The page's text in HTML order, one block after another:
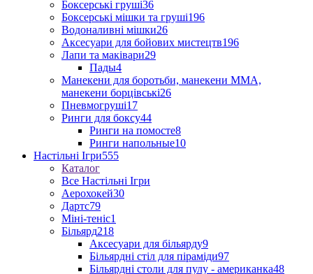
Боксерські груші36
Боксерські мішки та груші196
Водоналивні мішки26
Аксесуари для бойових мистецтв196
Лапи та маківари29
Пады4
Манекени для боротьби, манекени ММА,
манекени борцівські26
Пневмогруші17
Ринги для боксу44
Ринги на помосте8
Ринги напольные10
Настільні Ігри555
Каталог
Все Настільні Ігри
Аерохокей30
Дартс79
Міні-теніс1
Більярд218
Аксесуари для більярду9
Більярдні стіл для піраміди97
Більярдні столи для пулу - американка48